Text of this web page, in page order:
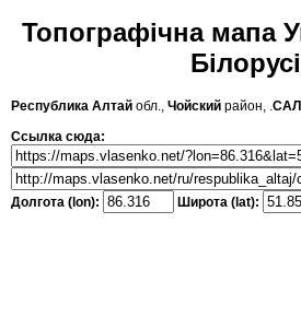
Топографічна мапа
Білорусі
Республика Алтай обл., Чойский район, .
Ссылка сюда:
Долгота (lon): Широта (lat):